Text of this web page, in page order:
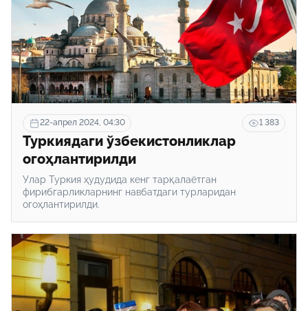
22-апрел 2024, 04:30 1 383
Туркиядаги ўзбекистонликлар
огоҳлантирилди
Улар Туркия ҳудудида кенг тарқалаётган
фирибгарликларнинг навбатдаги турларидан
огоҳлантирилди.